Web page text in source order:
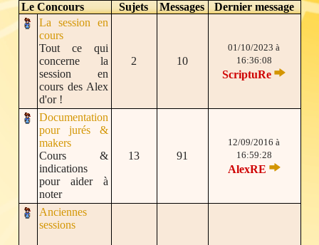
Archives
Forum
Communauté
Se connecter
S'inscrire
Le Concours Sujets Messages
Dernier message
La session en
cours
Tout ce qui
concerne la
session en
cours des Alex
d'or !
2 10
01/10/2023 à
16:36:08
ScriptuRe
Documentation
pour jurés &
makers
Cours &
indications
pour aider à
noter
13 91
12/09/2016 à
16:59:28
AlexRE
Anciennes
sessions